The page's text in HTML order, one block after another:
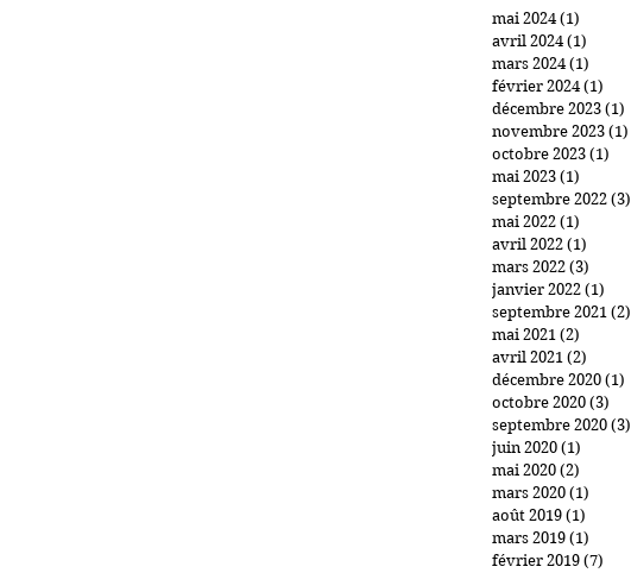
mai 2024 (1)
avril 2024 (1)
mars 2024 (1)
février 2024 (1)
décembre 2023 (1)
novembre 2023 (1)
octobre 2023 (1)
mai 2023 (1)
septembre 2022 (3)
mai 2022 (1)
avril 2022 (1)
mars 2022 (3)
janvier 2022 (1)
septembre 2021 (2)
mai 2021 (2)
avril 2021 (2)
décembre 2020 (1)
octobre 2020 (3)
septembre 2020 (3)
juin 2020 (1)
mai 2020 (2)
mars 2020 (1)
août 2019 (1)
mars 2019 (1)
février 2019 (7)